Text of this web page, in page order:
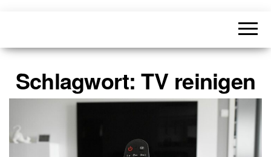
Schlagwort:TV reinigen